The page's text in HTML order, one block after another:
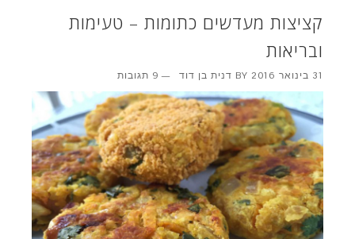
קציצות מעדשים כתומות – טעימות
ובריאות
31 בינואר 2016 דנית בן דוד 9 תגובות